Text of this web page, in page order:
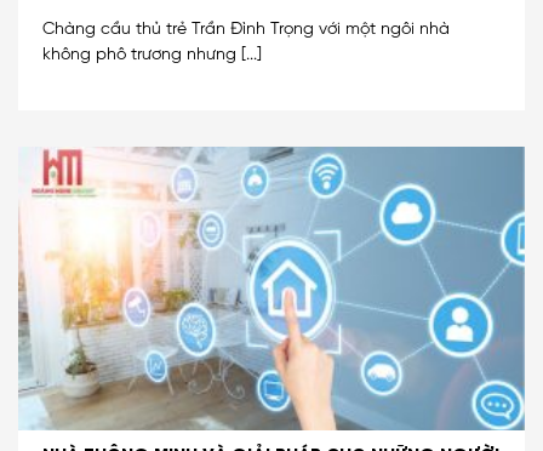
Chàng cầu thủ trẻ Trần Đình Trọng với một ngôi nhà
không phô trương nhưng [...]